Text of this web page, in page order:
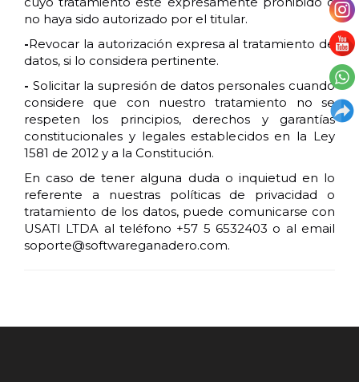
no haya sido autorizado por el titular.
-Revocar la autorización expresa al tratamiento de
datos, si lo considera pertinente.
- Solicitar la supresión de datos personales cuando
considere que con nuestro tratamiento no se
respeten los principios, derechos y garantías
constitucionales y legales establecidos en la Ley
1581 de 2012 y a la Constitución.
En caso de tener alguna duda o inquietud en lo
referente a nuestras políticas de privacidad o
tratamiento de los datos, puede comunicarse con
USATI LTDA al teléfono +57 5 6532403 o al email
soporte@softwareganadero.com.